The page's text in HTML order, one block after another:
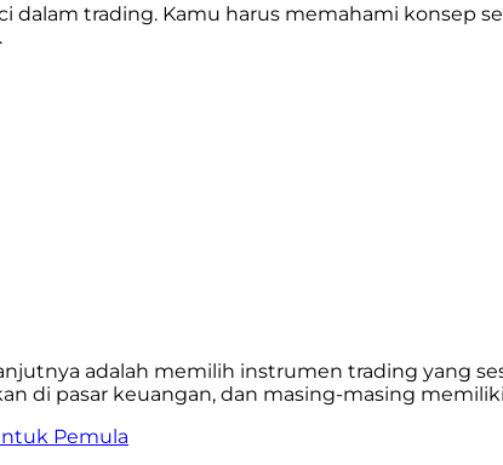
dalam trading. Kamu harus memahami konsep
adalah memilih instrumen trading yang
di pasar keuangan, dan masing-masing
Pemula